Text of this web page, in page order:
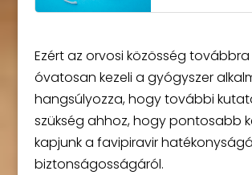
Ezért az orvosi közösség továbbra
óvatosan kezeli a gyógyszer
hangsúlyozza, hogy további
szükség ahhoz, hogy pontosabb
kapjunk a favipiravir
biztonságosságáról.